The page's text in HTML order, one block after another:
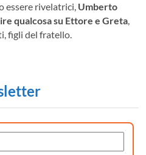
essere rivelatrici, Umberto
qualcosa su Ettore e Greta,
figli del fratello.